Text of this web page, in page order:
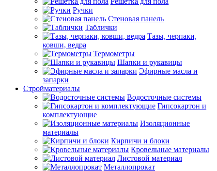
Ручки
Стеновая панель
Таблички
Тазы, черпаки,
ковши, ведра
Термометры
Шапки и рукавицы
Эфирные масла и
запарки
Стройматериалы
Водосточные системы
Гипсокартон и
комплектующие
Изоляционные
материалы
Кирпичи и блоки
Кровельные материалы
Листовой материал
Металлопрокат